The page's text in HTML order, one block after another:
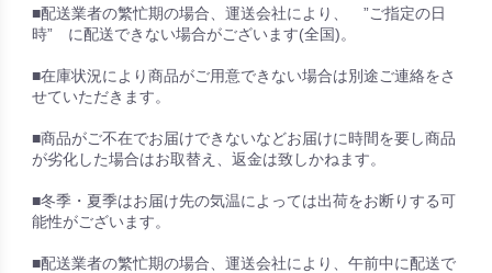
■配送業者の繁忙期の場合、運送会社により、 ”ご指定の日
時” に配送できない場合がございます(全国)。
■在庫状況により商品がご用意できない場合は別途ご連絡をさ
せていただきます。
■商品がご不在でお届けできないなどお届けに時間を要し商品
が劣化した場合はお取替え、返金は致しかねます。
■冬季・夏季はお届け先の気温によっては出荷をお断りする可
能性がございます。
■配送業者の繁忙期の場合、運送会社により、午前中に配送で